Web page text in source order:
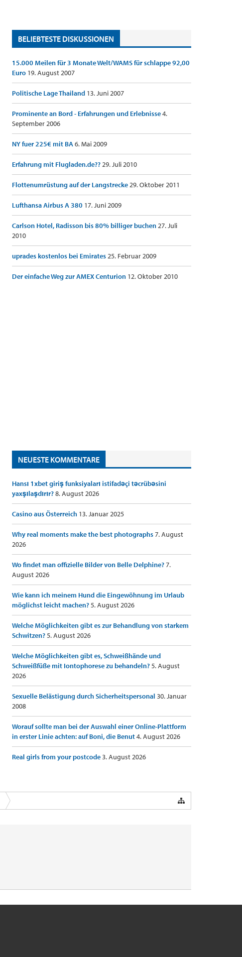
BELIEBTESTE DISKUSSIONEN
15.000 Meilen für 3 Monate Welt/WAMS für schlappe 92,00
Euro 19. August 2007
Politische Lage Thailand 13. Juni 2007
Prominente an Bord - Erfahrungen und Erlebnisse4.
September 2006
NY fuer 225€ mit BA6. Mai 2009
Erfahrung mit Flugladen.de??29. Juli 2010
Flottenumrüstung auf der Langstrecke29. Oktober 2011
Lufthansa Airbus A 380 17. Juni 2009
Carlson Hotel, Radisson bis 80% billiger buchen27. Juli
2010
uprades kostenlos bei Emirates25. Februar 2009
Der einfache Weg zur AMEX Centurion 12. Oktober 2010
NEUESTE KOMMENTARE
Hansı 1xbet giriş funksiyaları istifadəçi təcrübəsini
yaxşılaşdırır?8. August 2026
Casino aus Österreich 13. Januar 2025
Why real moments make the best photographs7. August
2026
Wo findet man offizielle Bilder von Belle Delphine?7.
August 2026
Wie kann ich meinem Hund die Eingewöhnung im Urlaub
möglichst leicht machen?5. August 2026
Welche Möglichkeiten gibt es zur Behandlung von starkem
Schwitzen?5. August 2026
Welche Möglichkeiten gibt es, Schweißhände und
Schweißfüße mit Iontophorese zu behandeln?5. August
2026
Sexuelle Belästigung durch Sicherheitspersonal 30. Januar
2008
Worauf sollte man bei der Auswahl einer Online-Plattform
in erster Linie achten: auf Boni, die Benut4. August 2026
Real girls from your postcode3. August 2026